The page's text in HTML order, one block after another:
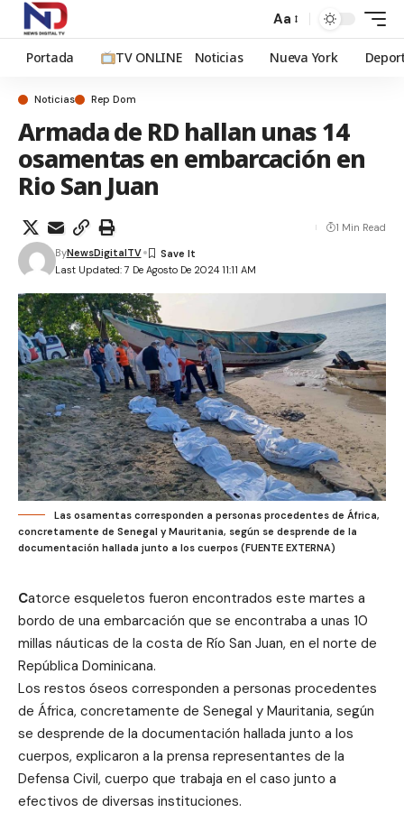
Aa
Portada TV ONLINE Noticias Nueva York
Noticias Rep Dom
Armada de RD hallan unas 14
osamentas en embarcación en
Rio San Juan
Last Updated: 7 De Agosto De 2024 11:11 AM
ByNewsDigitalTV
1 Min Read
Las osamentas corresponden a personas procedentes de África,
concretamente de Senegal y Mauritania, según se desprende de la
documentación hallada junto a los cuerpos (FUENTE EXTERNA)
Catorce esqueletos fueron encontrados este martes a
bordo de una embarcación que se encontraba a unas 10
millas náuticas de la costa de Río San Juan, en el norte de
República Dominicana.
Los restos óseos corresponden a personas procedentes
de África, concretamente de Senegal y Mauritania, según
se desprende de la documentación hallada junto a los
cuerpos, explicaron a la prensa representantes de la
Defensa Civil, cuerpo que trabaja en el caso junto a
efectivos de diversas instituciones.